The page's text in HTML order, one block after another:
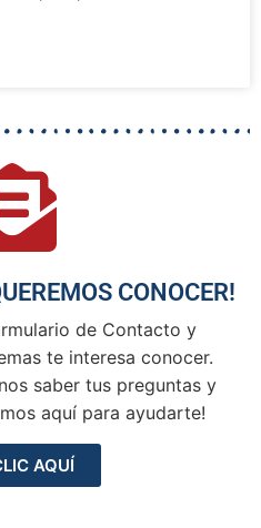
CONOCER!
de Contacto y
te interesa conocer.
saber tus preguntas y
aquí para ayudarte!
AQUÍ